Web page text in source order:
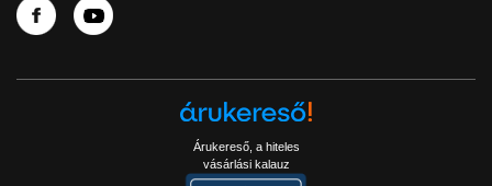
Árukereső, a hiteles
vásárlási kalauz